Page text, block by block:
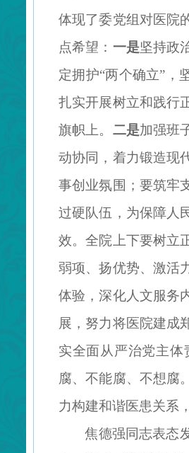
体现了委党组对医院
点希望： 一是坚持政
定拥护“两个确立”，
扎实开展树立和践行
旗帜上。 二是加强班
动协同，着力锻造现
事创业氛围；要筑牢
过硬队伍，为保障人
效。全院上下要树立
弱项、扬优势、激活
体验，深化人文服务
展，努力将医院建成
实全面从严治党主
腐、不能腐、不想腐
力构建和谐医患关系
焦德强同志表态